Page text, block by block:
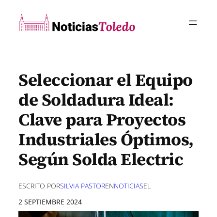
contenido
Seleccionar el Equipo
de Soldadura Ideal:
Clave para Proyectos
Industriales Óptimos,
Según Solda Electric
ESCRITO PORSILVIA PASTORENNOTICIASEL
2 SEPTIEMBRE 2024